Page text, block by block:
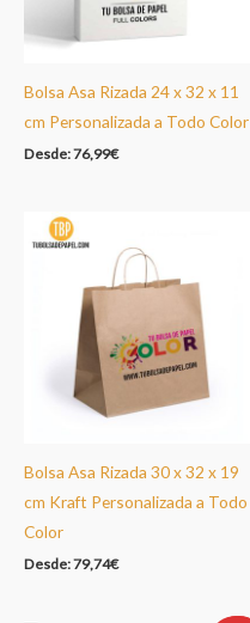
Bolsa Asa Rizada 24 x 32 x 11
cm Personalizada a Todo Color
Desde:76,99€
Bolsa Asa Rizada 30 x 32 x 19
cm Kraft Personalizada a Todo
Color
Desde:79,74€